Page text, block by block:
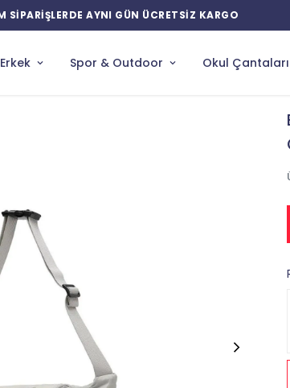
YENİ ÜRÜNLERDE ÖZEL İNDİRİMLER
Erkek Spor & Outdoor Okul Çantaları